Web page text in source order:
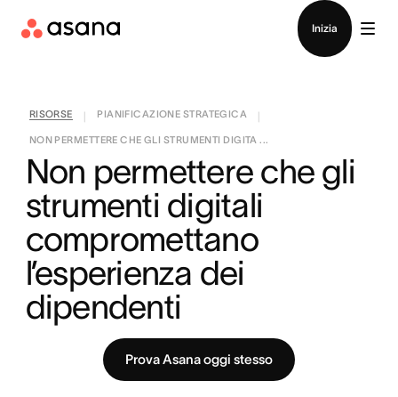
Inizia
RISORSE PIANIFICAZIONE STRATEGICA
NON PERMETTERE CHE GLI STRUMENTI DIGITA ...
Non permettere che gli
strumenti digitali
compromettano
l’esperienza dei
dipendenti
Prova Asana oggi stesso